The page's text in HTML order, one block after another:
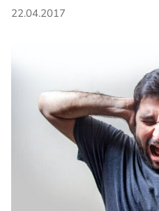
22.04.2017